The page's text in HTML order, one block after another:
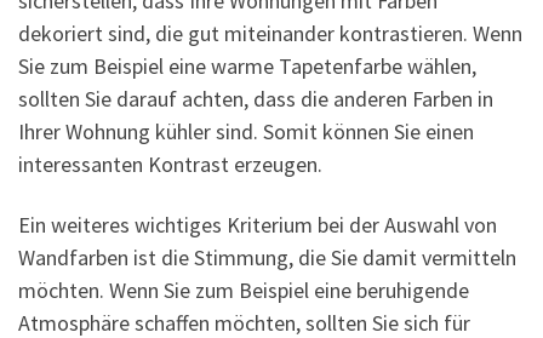
dekoriert sind, die gut miteinander kontrastieren. Wenn
Sie zum Beispiel eine warme Tapetenfarbe wählen,
sollten Sie darauf achten, dass die anderen Farben in
Ihrer Wohnung kühler sind. Somit können Sie einen
interessanten Kontrast erzeugen.
Ein weiteres wichtiges Kriterium bei der Auswahl von
Wandfarben ist die Stimmung, die Sie damit vermitteln
möchten. Wenn Sie zum Beispiel eine beruhigende
Atmosphäre schaffen möchten, sollten Sie sich für